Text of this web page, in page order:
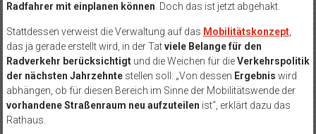
Radfahrer mit einplanen können . Doch das ist jetzt abgehakt.
Stattdessen verweist die Verwaltung auf das Mobilitätskonzept,
das ja gerade erstellt wird, in der Tatviele Belange für den
Radverkehr berücksichtigtund die Weichen für dieVerkehrspolitik
der nächsten Jahrzehntestellen soll: „Von dessen Ergebnis wird
abhängen, ob für diesen Bereich im Sinne der Mobilitätswende der
vorhandene Straßenraum neu aufzuteilen ist“, erklärt dazu das
Rathaus.